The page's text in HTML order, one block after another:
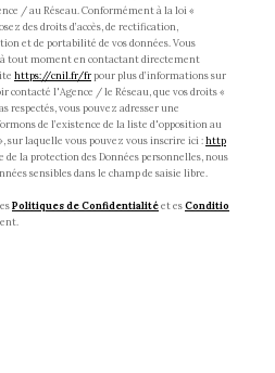
/ au Réseau. Conformément à la loi «
des droits d’accès, de rectification,
et de portabilité de vos données. Vous
tout moment en contactant directement
https://cnil.fr/frpour plus d’informations sur
contacté l'Agence / le Réseau, que vos droits «
respectés, vous pouvez adresser une
de l’existence de la liste d'opposition au
sur laquelle vous pouvez vous inscrire ici :http
de la protection des Données personnelles, nous
sensibles dans le champ de saisie libre.
Politiques de Confidentialitéet esConditio